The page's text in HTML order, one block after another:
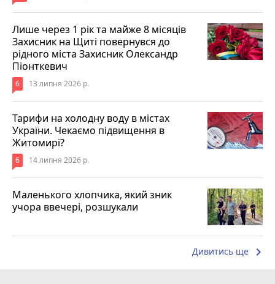
Лише через 1 рік та майже 8 місяців
Захисник на Щиті повернувся до
рідного міста Захисник Олександр
Піонткевич
6 13 липня 2026 р.
Тарифи на холодну воду в містах
України. Чекаємо підвищення в
Житомирі?
6 14 липня 2026 р.
Маленького хлопчика, який зник
учора ввечері, розшукали
Дивитись ще keyboard_arrow_right